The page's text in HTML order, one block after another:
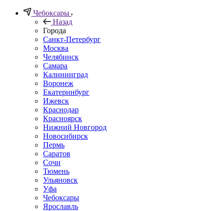
Чебоксары
Назад
Города
Санкт-Петербург
Москва
Челябинск
Самара
Калининград
Воронеж
Екатеринбург
Ижевск
Краснодар
Красноярск
Нижний Новгород
Новосибирск
Пермь
Саратов
Сочи
Тюмень
Ульяновск
Уфа
Чебоксары
Ярославль